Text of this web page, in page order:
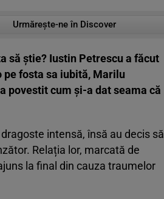
Urmărește-ne în Discover
să știe? Iustin Petrescu a făcut
fosta sa iubită, Marilu
povestit cum și-a dat seama că
intensă, însă au decis să
Relația lor, marcată de
la final din cauza traumelor